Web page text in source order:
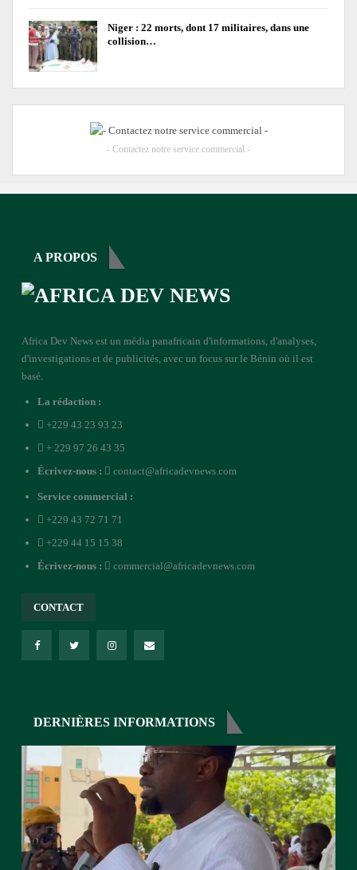
Niger : 22 morts, dont 17 militaires, dans une
collision…
- Contactez notre service commercial -
A PROPOS
Africa Dev News est un média panafricain d'informations, d'analyses,
d'investigations et de publicités, avec un focus sur le Bénin où il est
basé.
La rédaction :
+229 43 23 93 23
+ 229 97 26 43 35
Écrivez-nous :
contact@africadevnews.com
Service commercial :
+229 43 72 71 71
+229 44 15 15 38
Écrivez-nous :
commercial@africadevnews.com
CONTACT
DERNIÈRES INFORMATIONS